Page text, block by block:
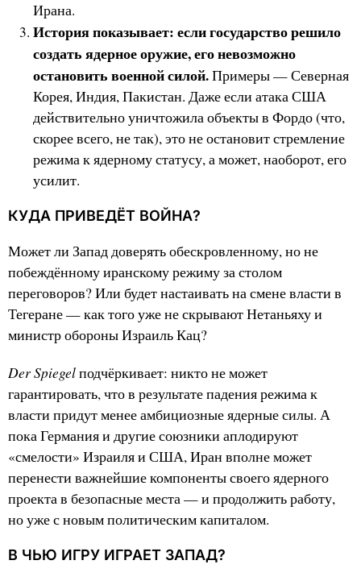
Ирана.
История показывает: если государство решило
создать ядерное оружие, его невозможно
остановить военной силой.Примеры — Северная
Корея, Индия, Пакистан. Даже если атака США
действительно уничтожила объекты в Фордо (что,
скорее всего, не так), это не остановит стремление
режима к ядерному статусу, а может, наоборот, его
усилит.
КУДА ПРИВЕДЁТ ВОЙНА?
Может ли Запад доверять обескровленному, но не
побеждённому иранскому режиму за столом
переговоров? Или будет настаивать на смене власти в
Тегеране — как того уже не скрывают Нетаньяху и
министр обороны Израиль Кац?
Der Spiegelподчёркивает: никто не может
гарантировать, что в результате падения режима к
власти придут менее амбициозные ядерные силы. А
пока Германия и другие союзники аплодируют
«смелости» Израиля и США, Иран вполне может
перенести важнейшие компоненты своего ядерного
проекта в безопасные места — и продолжить работу,
но уже с новым политическим капиталом.
В ЧЬЮ ИГРУ ИГРАЕТ ЗАПАД?